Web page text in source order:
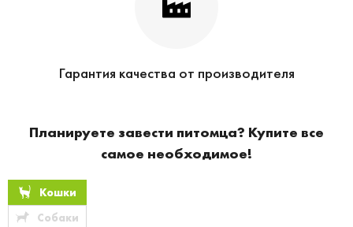
Гарантия качества от производителя
Планируете завести питомца? Купите все
самое необходимое!
Кошки
Собаки